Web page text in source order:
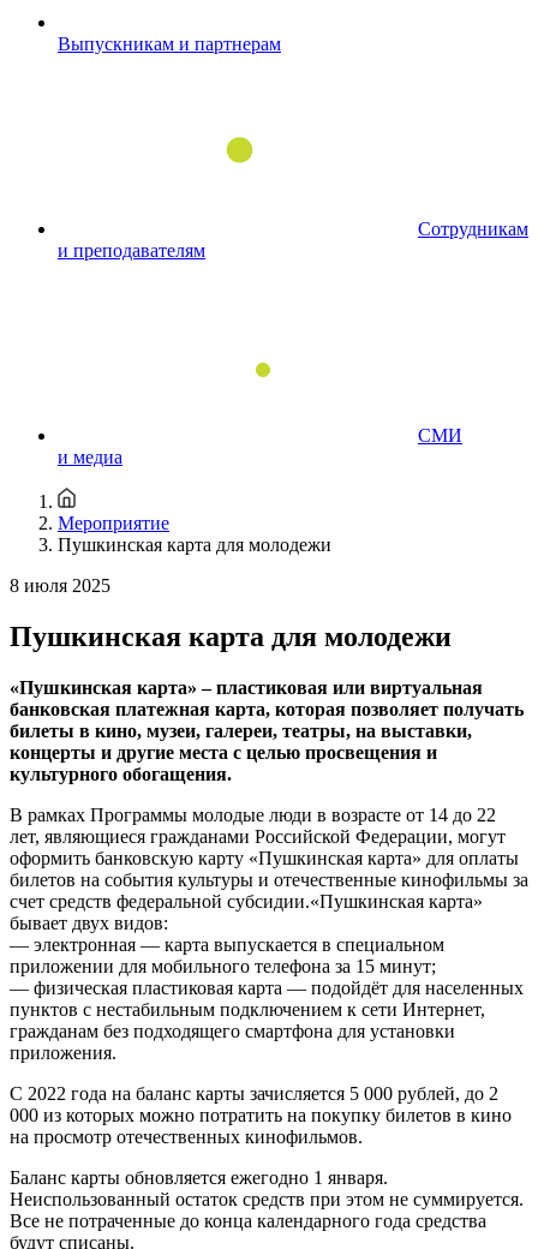
Выпускникам и партнерам
Сотрудникам
и преподавателям
СМИ
и медиа
Мероприятие
Пушкинская карта для молодежи
8 июля 2025
Пушкинская карта для молодежи
«Пушкинская карта» – пластиковая или виртуальная
банковская платежная карта, которая позволяет получать
билеты в кино, музеи, галереи, театры, на выставки,
концерты и другие места с целью просвещения и
культурного обогащения.
В рамках Программы молодые люди в возрасте от 14 до 22
лет, являющиеся гражданами Российской Федерации, могут
оформить банковскую карту «Пушкинская карта» для оплаты
билетов на события культуры и отечественные кинофильмы за
счет средств федеральной субсидии.«Пушкинская карта»
бывает двух видов:
— электронная — карта выпускается в специальном
приложении для мобильного телефона за 15 минут;
— физическая пластиковая карта — подойдёт для населенных
пунктов с нестабильным подключением к сети Интернет,
гражданам без подходящего смартфона для установки
приложения.
С 2022 года на баланс карты зачисляется 5 000 рублей, до 2
000 из которых можно потратить на покупку билетов в кино
на просмотр отечественных кинофильмов.
Баланс карты обновляется ежегодно 1 января.
Неиспользованный остаток средств при этом не суммируется.
Все не потраченные до конца календарного года средства
будут списаны.